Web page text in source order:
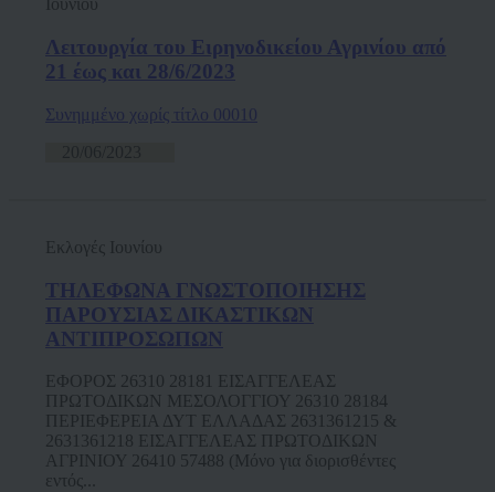
Ιουνίου
Λειτουργία του Ειρηνοδικείου Αγρινίου από
21 έως και 28/6/2023
Συνημμένο χωρίς τίτλο 00010
Εκλογές Ιουνίου
ΤΗΛΕΦΩΝΑ ΓΝΩΣΤΟΠΟΙΗΣΗΣ
ΠΑΡΟΥΣΙΑΣ ΔΙΚΑΣΤΙΚΩΝ
ΑΝΤΙΠΡΟΣΩΠΩΝ
ΕΦΟΡΟΣ 26310 28181 ΕΙΣΑΓΓΕΛΕΑΣ
ΠΡΩΤΟΔΙΚΩΝ ΜΕΣΟΛΟΓΓΙΟΥ 26310 28184
ΠΕΡΙΕΦΕΡΕΙΑ ΔΥΤ ΕΛΛΑΔΑΣ 2631361215 &
2631361218 ΕΙΣΑΓΓΕΛΕΑΣ ΠΡΩΤΟΔΙΚΩΝ
ΑΓΡΙΝΙΟΥ 26410 57488 (Μόνο για διορισθέντες
εντός...